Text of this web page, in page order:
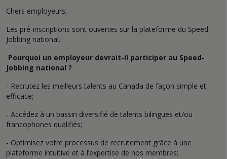
Chers employeurs,
Les pré-inscriptions sont ouvertes sur la plateforme du Speed-
Jobbing national.
Pourquoi un employeur devrait-il participer au Speed-
Jobbing national ?
- Recrutez les meilleurs talents au Canada de façon simple et
efficace;
- Accédez à un bassin diversifié de talents bilingues et/ou
francophones qualifiés;
- Optimisez votre processus de recrutement grâce à une
plateforme intuitive et à l’expertise de nos membres;